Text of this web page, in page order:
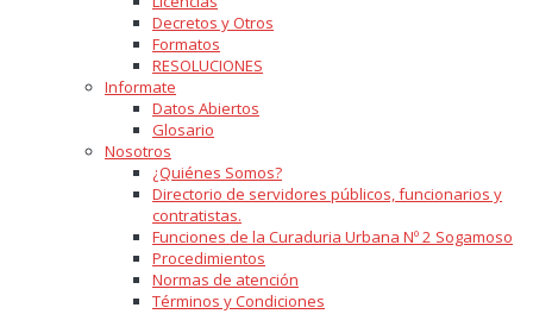
Decretos y Otros
Formatos
RESOLUCIONES
Informate
Datos Abiertos
Glosario
Nosotros
¿Quiénes Somos?
Directorio de servidores públicos, funcionarios y
contratistas.
Funciones de la Curaduria Urbana Nº 2 Sogamoso
Procedimientos
Normas de atención
Términos y Condiciones